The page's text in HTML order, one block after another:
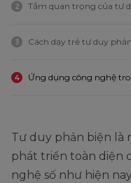
2 Tầm quan trọng của tư
3 Cách dạy trẻ tư duy
4 Ứng dụng công nghệ
Tư duy phản biện là
phát triển toàn diện
nghệ số như hiện